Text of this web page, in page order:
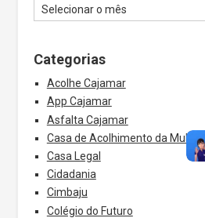
Categorias
Acolhe Cajamar
App Cajamar
Asfalta Cajamar
Casa de Acolhimento da Mulher
Casa Legal
Cidadania
Cimbaju
Colégio do Futuro